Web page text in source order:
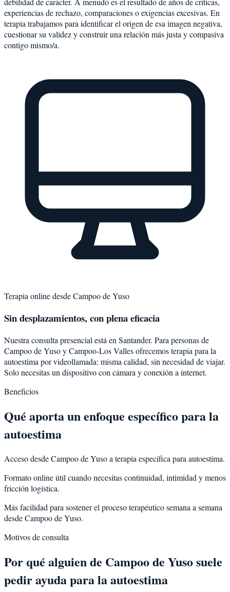
experiencias de rechazo, comparaciones o exigencias excesivas. En
terapia trabajamos para identificar el origen de esa imagen negativa,
cuestionar su validez y construir una relación más justa y compasiva
contigo mismo/a.
Terapia online desdeCampoo de Yuso
Sin desplazamientos, con plena eficacia
Nuestra consulta presencial está en Santander. Para personas de
Campoo de YusoyCampoo-Los Vallesofrecemos terapia para la
autoestima por videollamada: misma calidad, sin necesidad de viajar.
Solo necesitas un dispositivo con cámara y conexión a internet.
Beneficios
Qué aporta un enfoque específico para la
autoestima
Acceso desde Campoo de Yuso a terapia específica para autoestima.
Formato online útil cuando necesitas continuidad, intimidad y menos
fricción logística.
Más facilidad para sostener el proceso terapéutico semana a semana
desde Campoo de Yuso.
Motivos de consulta
Por qué alguien de Campoo de Yusosuele
pedir ayuda para laautoestima